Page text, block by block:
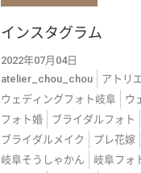
インスタグラム
2022年07月04日
atelier_chou_chou
アトリ
ウェディングフォト岐阜
ウ
フォト婚
ブライダルフォト
ブライダルメイク
プレ花嫁
岐阜そうしゃかん
岐阜フォ